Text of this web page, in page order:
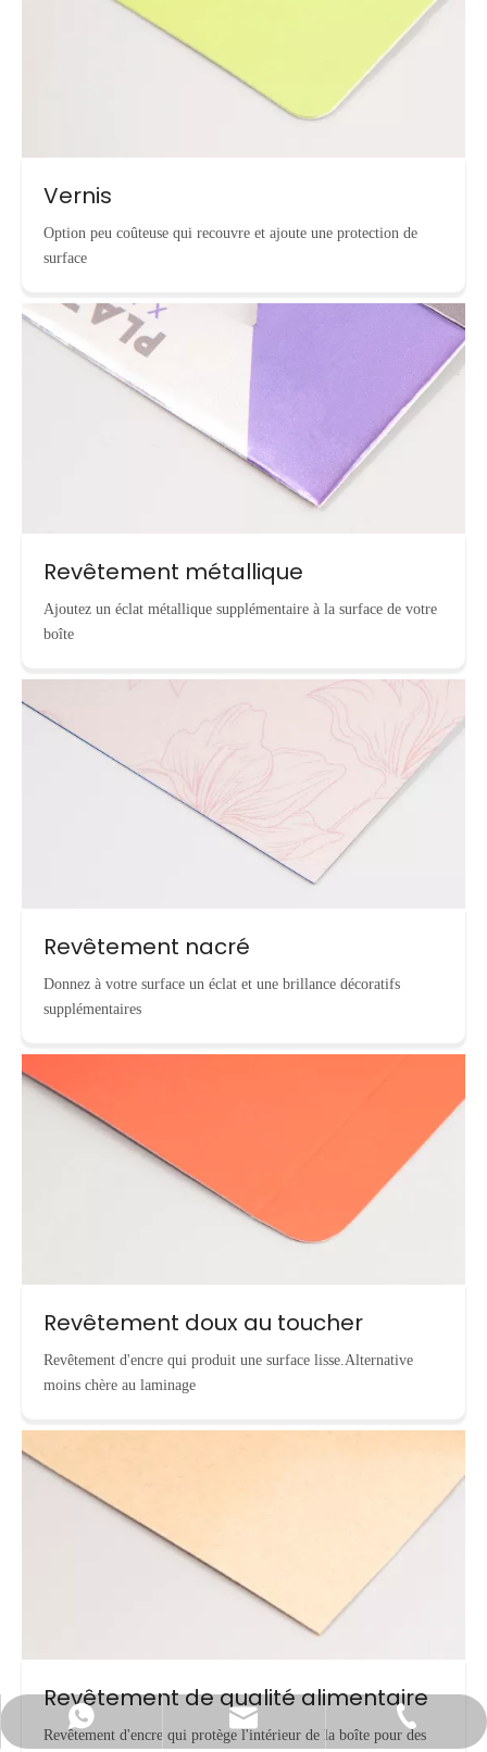
Vernis
Option peu coûteuse qui recouvre et ajoute une protection de
surface
Revêtement métallique
Ajoutez un éclat métallique supplémentaire à la surface de votre
boîte
Revêtement nacré
Donnez à votre surface un éclat et une brillance décoratifs
supplémentaires
Revêtement doux au toucher
Revêtement d'encre qui produit une surface lisse.Alternative
moins chère au laminage
Revêtement de qualité alimentaire
Revêtement d'encre qui protège l'intérieur de la boîte pour des
Contacter par WhatsApp
info@cnecopackaging.com
+86-15221732206